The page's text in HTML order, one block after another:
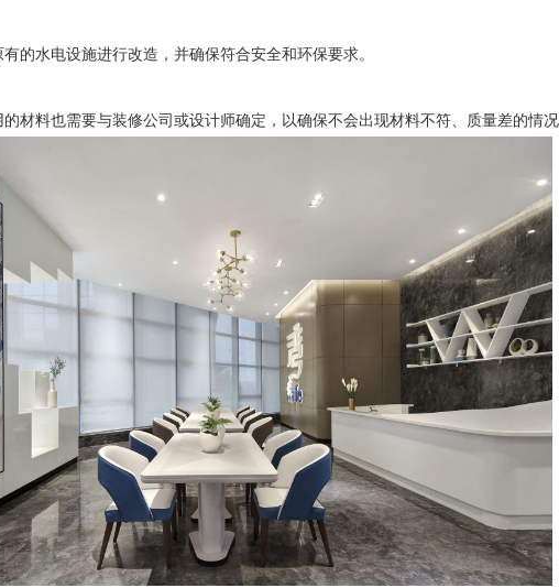
的水电设施进行改造，并确保符合安全和环保要求。
材料也需要与装修公司或设计师确定，以确保不会出现材料不符、质量差的情况